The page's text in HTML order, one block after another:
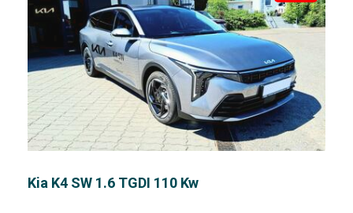
Kia K4 SW 1.6 TGDI 110 Kw